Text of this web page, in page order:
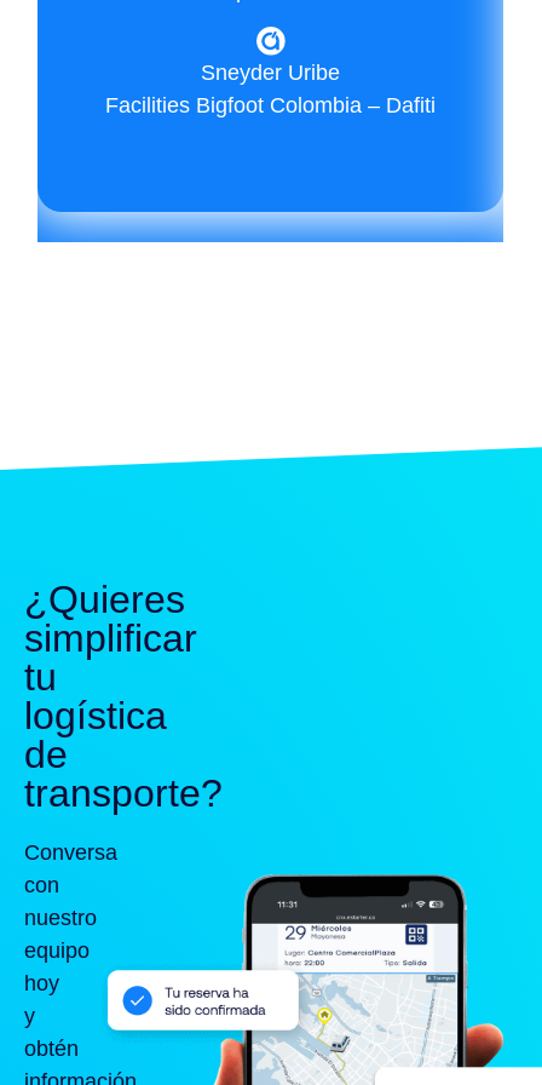
Sneyder Uribe
Facilities Bigfoot Colombia – Dafiti
¿Quieres
simplificar
tu
logística
de
transporte?
Conversa
con
nuestro
equipo
hoy
y
obtén